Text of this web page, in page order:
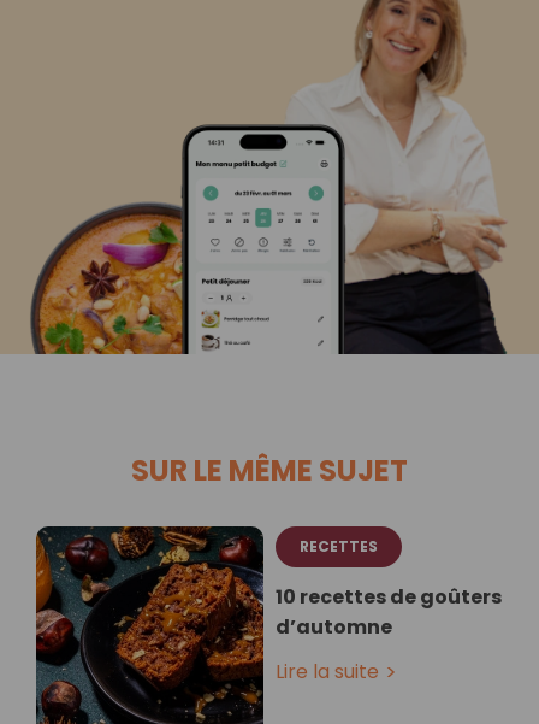
SUR LE MÊME SUJET
RECETTES
10 recettes de goûters
d’automne
Lire la suite